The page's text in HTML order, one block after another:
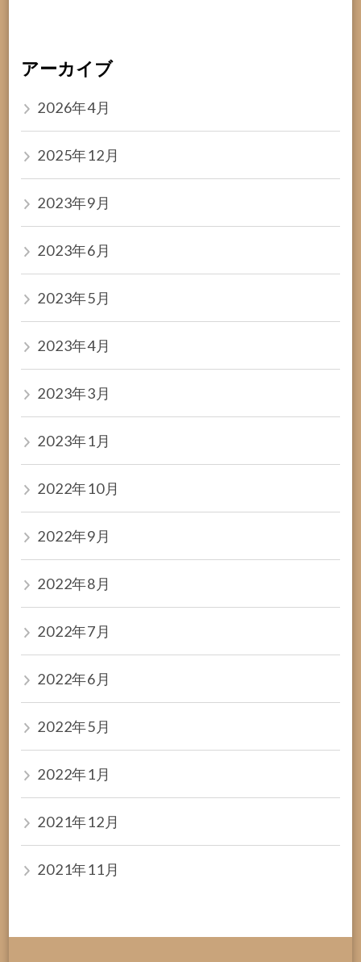
アーカイブ
2026年4月
2025年12月
2023年9月
2023年6月
2023年5月
2023年4月
2023年3月
2023年1月
2022年10月
2022年9月
2022年8月
2022年7月
2022年6月
2022年5月
2022年1月
2021年12月
2021年11月